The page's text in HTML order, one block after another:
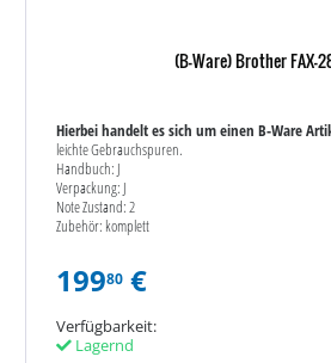
(B-Ware) Brother FAX-
Hierbei handelt es sich um einen B-Ware
leichte Gebrauchspuren.
Handbuch: J
Verpackung: J
Note Zustand: 2
Zubehör: komplett
19980 €
Verfügbarkeit:
Lagernd